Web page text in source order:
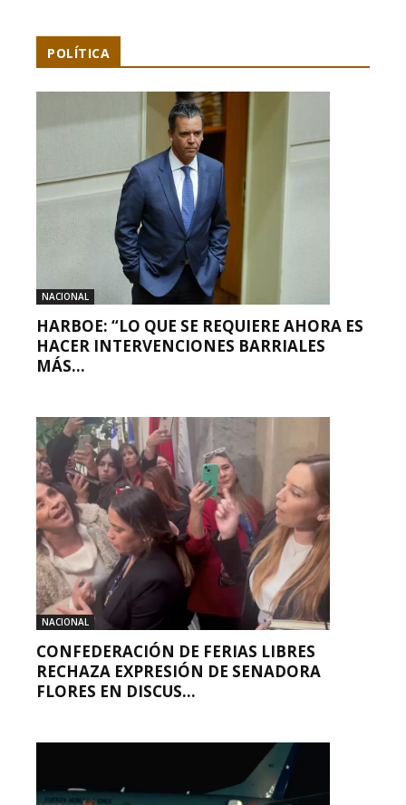
POLÍTICA
NACIONAL
HARBOE: “LO QUE SE REQUIERE AHORA ES
HACER INTERVENCIONES BARRIALES
MÁS...
NACIONAL
CONFEDERACIÓN DE FERIAS LIBRES
RECHAZA EXPRESIÓN DE SENADORA
FLORES EN DISCUS...